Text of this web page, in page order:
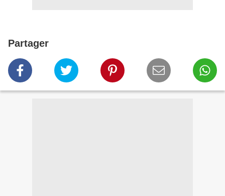
Partager